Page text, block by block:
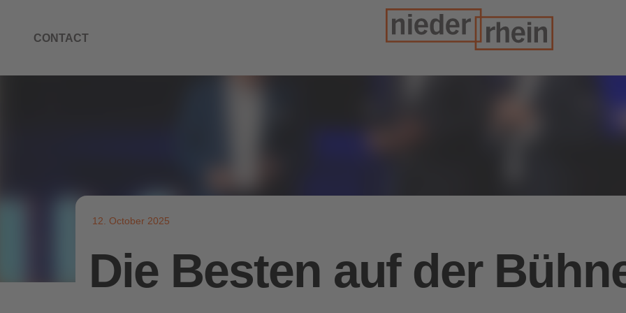
CONTACT
12. October 2025
Die Besten auf der